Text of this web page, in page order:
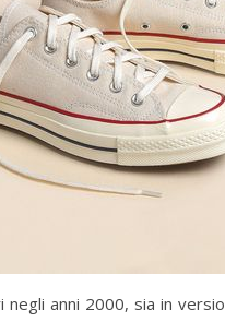
anni 2000, sia in